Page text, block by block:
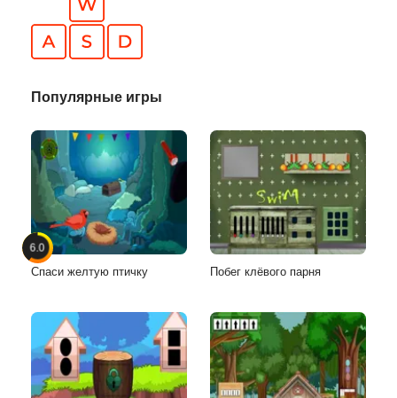
Популярные игры
6.0
Спаси желтую птичку Побег клёвого парня